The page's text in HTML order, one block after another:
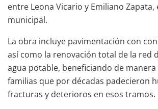
entre Leona Vicario y Emiliano Zapata,
municipal.
La obra incluye pavimentación con
así como la renovación total de la red
agua potable, beneficiando de
familias que por décadas padecieron
fracturas y deterioros en esos tramos.